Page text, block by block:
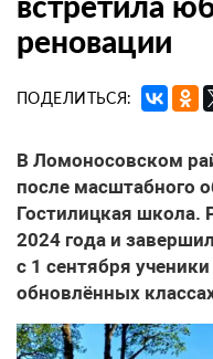
реновации
ПОДЕЛИТЬСЯ:
В Ломоносовском
после масштабного
Гостилицкая школа.
2024 года и
с 1 сентября
обновлённых